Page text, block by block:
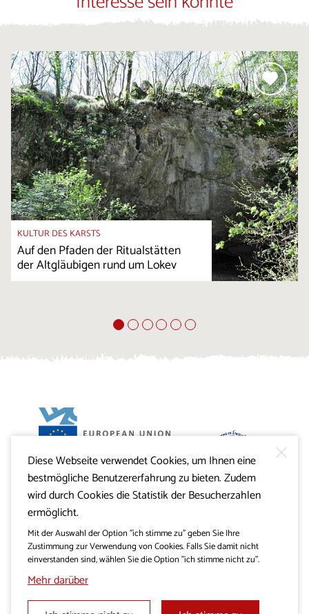
KULTUR DES KARSTS
Auf den Pfaden der Ritualstätten
der Altgläubigen rund um Lokev
Projekt Visitkras. Die Investition wird von der Republik
Slowenien und von der Europäischen Union aus dem
Europäischen Fonds für regionale Entwicklung
mitfinanziert.
Diese Webseite verwendet Cookies, um Ihnen eine
bestmögliche Benutzererfahrung zu bieten. Zudem
wird durch Cookies die Statistik der Besucherzahlen
ermöglicht.
Mit der Auswahl der Option "ich stimme zu" geben Sie Ihre
Zustimmung zur Verwendung von Cookies. Falls Sie damit nicht
einverstanden sind, wählen Sie die Option "ich stimme nicht zu".
Mehr darüber